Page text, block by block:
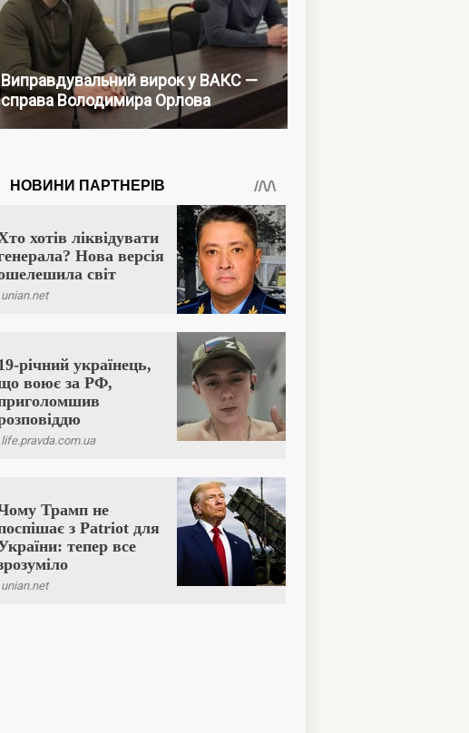
Виправдувальний вирок у ВАКС —
справа Володимира Орлова